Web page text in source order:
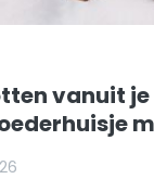
vanuit je